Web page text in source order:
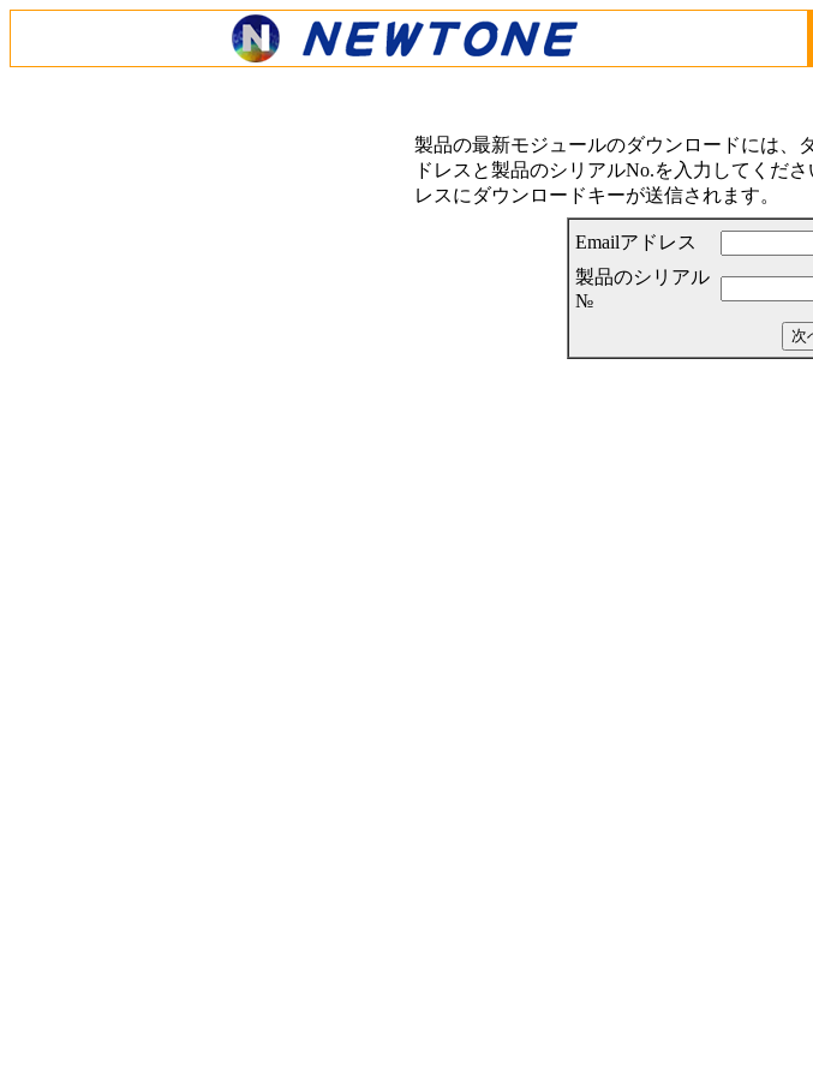
製品の最新モジュールのダウンロードには、
ドレスと製品のシリアルNo.を入力してくだ
レスにダウンロードキーが送信されます。
Emailアドレス
製品のシリアル
№